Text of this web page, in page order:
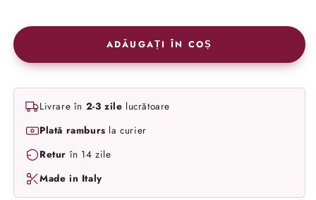
ADĂUGAȚI ÎN COȘ
Livrare în 2-3 zile lucrătoare
Plată ramburs la curier
Retur în 14 zile
Made in Italy